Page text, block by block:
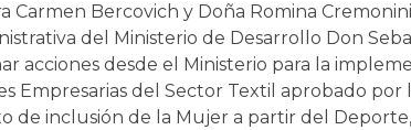
Carmen Bercovich y Doña Romina
del Ministerio de Desarrollo Don
acciones desde el Ministerio para la
Empresarias del Sector Textil aprobado por
de inclusión de la Mujer a partir del